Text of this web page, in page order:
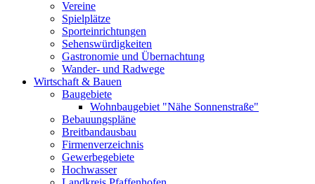
Vereine
Spielplätze
Sporteinrichtungen
Sehenswürdigkeiten
Gastronomie und Übernachtung
Wander- und Radwege
Wirtschaft & Bauen
Baugebiete
Wohnbaugebiet "Nähe Sonnenstraße"
Bebauungspläne
Breitbandausbau
Firmenverzeichnis
Gewerbegebiete
Hochwasser